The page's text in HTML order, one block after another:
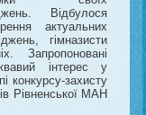
Відбулося
актуальних
гімназисти
Запропоновані
інтерес у
конкурсу-захисту
Рівненської МАН